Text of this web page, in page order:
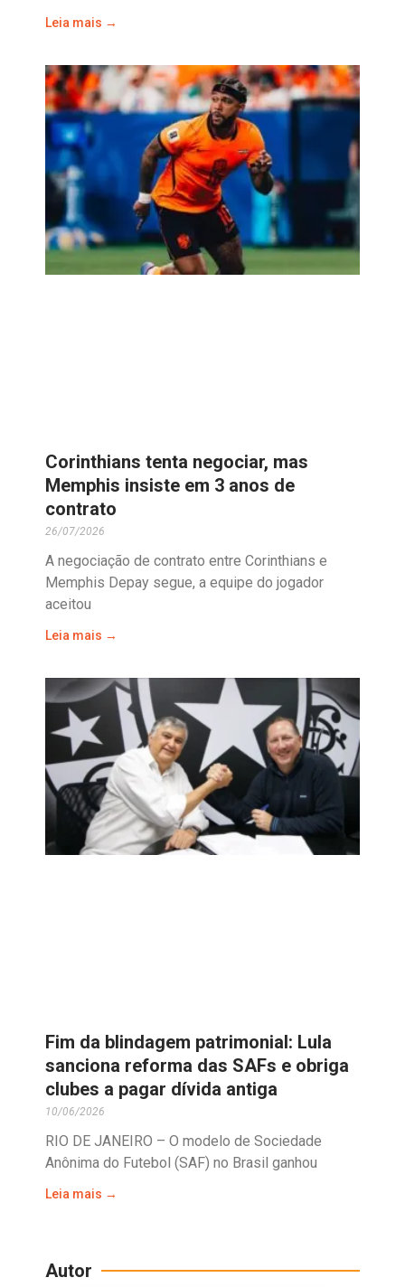
Leia mais →
Corinthians tenta negociar, mas
Memphis insiste em 3 anos de
contrato
26/07/2026
A negociação de contrato entre Corinthians e
Memphis Depay segue, a equipe do jogador
aceitou
Leia mais →
Fim da blindagem patrimonial: Lula
sanciona reforma das SAFs e obriga
clubes a pagar dívida antiga
10/06/2026
RIO DE JANEIRO – O modelo de Sociedade
Anônima do Futebol (SAF) no Brasil ganhou
Leia mais →
Autor